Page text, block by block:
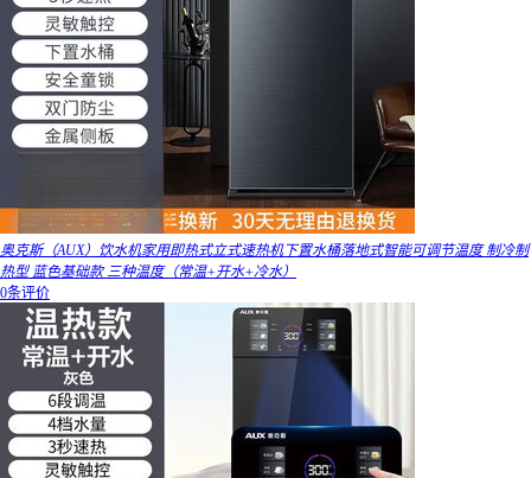
奥克斯（AUX）饮水机家用即热式立式速热机下置水桶落地式智能可调节温度 制冷制
热型 蓝色基础款 三种温度（常温+开水+冷水）
0条评价